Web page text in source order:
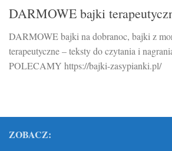
DARMOWE bajki
DARMOWE bajki na dobranoc, bajki z
terapeutyczne – teksty do czytania i
POLECAMY https://bajki-zasypianki.pl/
ZOBACZ: